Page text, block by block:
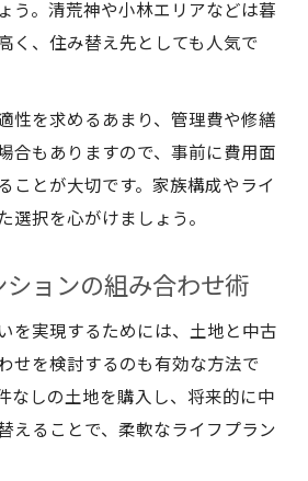
う。清荒神や小林エリアなどは暮
く、住み替え先としても人気で
性を求めるあまり、管理費や修繕
合もありますので、事前に費用面
ことが大切です。家族構成やライ
選択を心がけましょう。
ションの組み合わせ術
を実現するためには、土地と中古
せを検討するのも有効な方法で
なしの土地を購入し、将来的に中
えることで、柔軟なライフプラン